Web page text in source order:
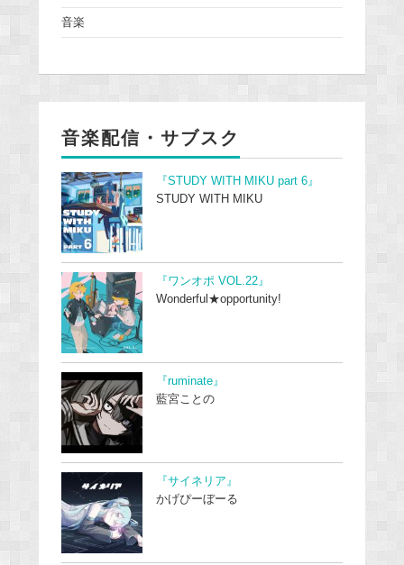
音楽
音楽配信・サブスク
『STUDY WITH MIKU part 6』
STUDY WITH MIKU
『ワンオポ VOL.22』
Wonderful★opportunity!
『ruminate』
藍宮ことの
『サイネリア』
かげぴーぼーる